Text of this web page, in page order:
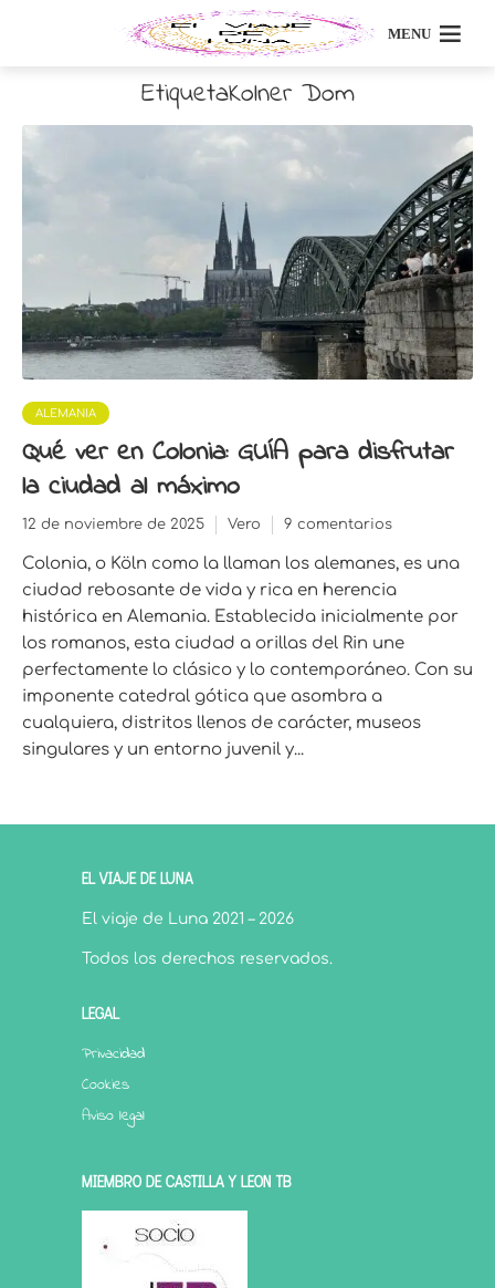
MENU
EtiquetaKolner Dom
ALEMANIA
Qué ver en Colonia: GUÍA para disfrutar
la ciudad al máximo
12 de noviembre de 2025 Vero 9 comentarios
Colonia, o Köln como la llaman los alemanes, es una
ciudad rebosante de vida y rica en herencia
histórica en Alemania. Establecida inicialmente por
los romanos, esta ciudad a orillas del Rin une
perfectamente lo clásico y lo contemporáneo. Con su
imponente catedral gótica que asombra a
cualquiera, distritos llenos de carácter, museos
singulares y un entorno juvenil y...
EL VIAJE DE LUNA
El viaje de Luna 2021 – 2026
Todos los derechos reservados.
LEGAL
Privacidad
Cookies
Aviso legal
MIEMBRO DE CASTILLA Y LEÓN TB